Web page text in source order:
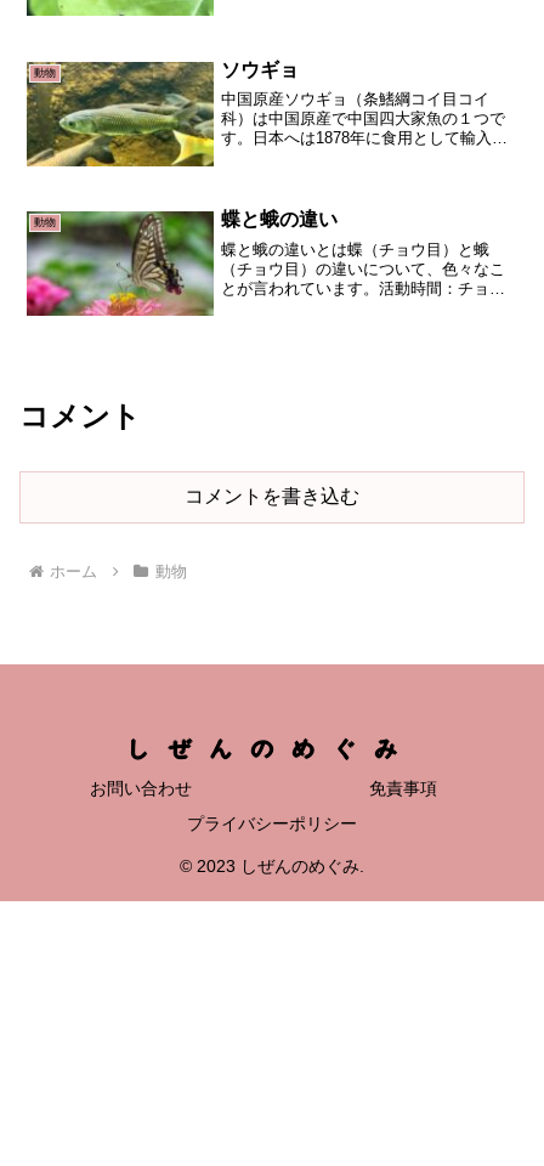
ん。ヒメクロオトシブミの揺...
動物 ソウギョ
中国原産ソウギョ（条鰭綱コイ目コイ
科）は中国原産で中国四大家魚の１つで
す。日本へは1878年に食用として輸入放
ています。生態系被害防止...
動物 蝶と蛾の違い
蝶と蛾の違いとは蝶（チョウ目）と蛾
（チョウ目）の違いについて、色々なこ
とが言われています。活動時間：チョウ
コメント
コメントを書き込む
ホーム 動物
しぜんのめぐみ
お問い合わせ
免責事項
プライバシーポリシー
© 2023 しぜんのめぐみ.